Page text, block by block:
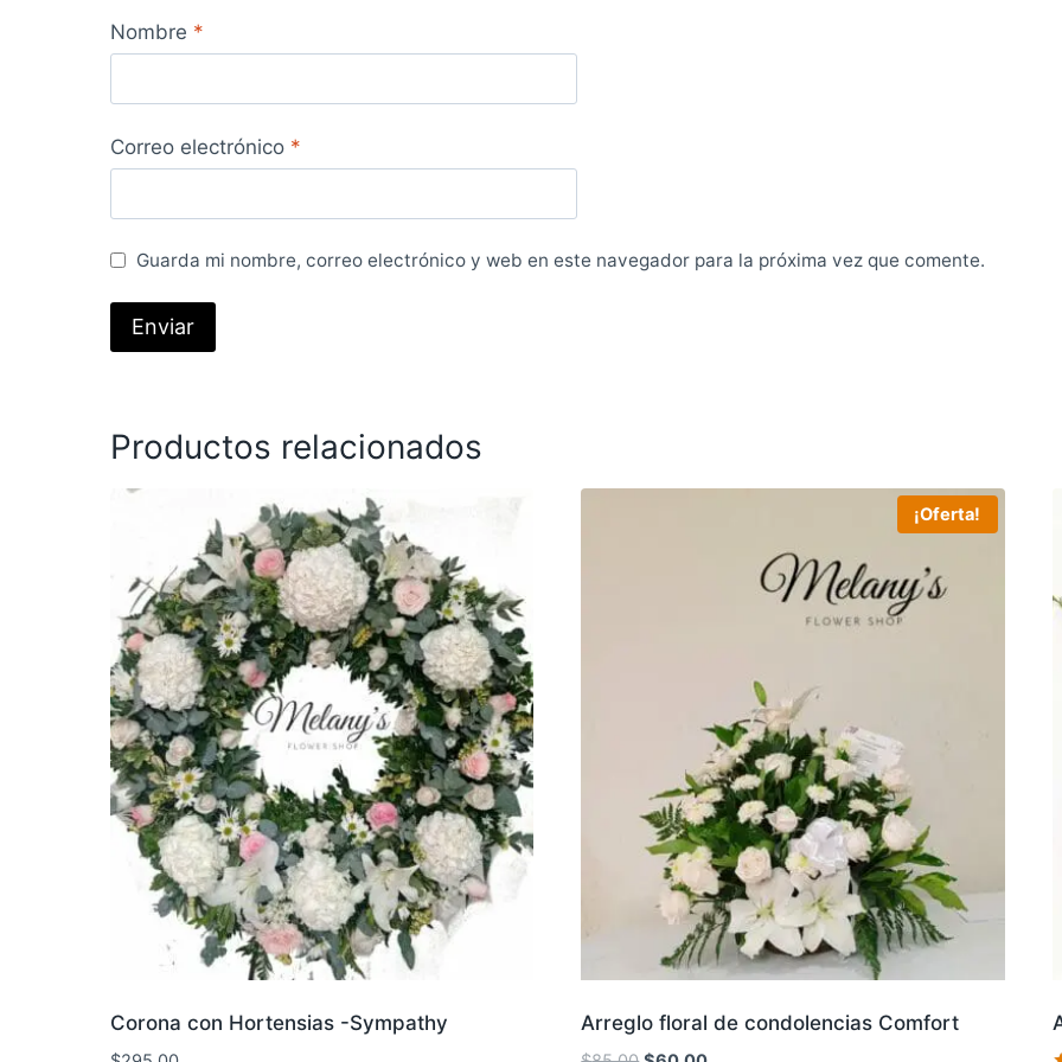
Nombre *
Correo electrónico *
Guarda mi nombre, correo electrónico y web en este navegador para la próxima vez que comente.
Productos relacionados
Corona con Hortensias -Sympathy
¡Oferta!
Arreglo floral de condolencias Comfort